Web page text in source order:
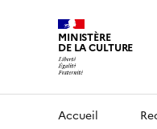
MINISTÈRE
DE LA CULTURE
Accueil